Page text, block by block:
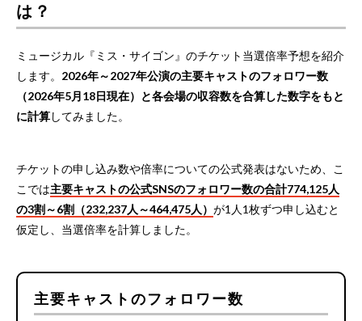
は？
ミュージカル『ミス・サイゴン』のチケット当選倍率予想を紹介
します。 2026年～2027年公演の主要キャストのフォロワー数
（2026年5月18日現在）と各会場の収容数を合算した数字をもと
に計算してみました。
チケットの申し込み数や倍率についての公式発表はないため、こ
こでは主要キャストの公式SNSのフォロワー数の合計774,125人
の3割～6割（232,237人～464,475人） が1人1枚ずつ申し込むと
仮定し、当選倍率を計算しました。
主要キャストのフォロワー数